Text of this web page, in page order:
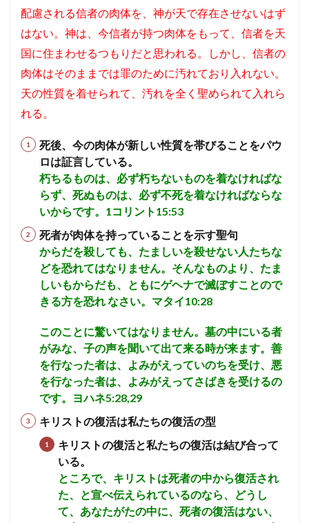
配慮される信者の肉体を、神が天で存在させないはず
はない。神は、今信者が持つ肉体をもって、信者を天
国に住まわせるつもりだと思われる。しかし、信者の
肉体はそのままでは罪のために汚れており入れない。
天の性質を着せられて、汚れを全く聖められて入れら
れる。
死後、今の肉体が新しい性質を帯びることをパウ
ロは証言している。
朽ちるものは、必ず朽ちないものを着なければな
らず、死ぬものは、必ず不死を着なければならな
いからです。 1コリント15:53
死者が肉体を持っていることを示す聖句
からだを殺しても、たましいを殺せない人たちな
どを恐れてはなりません。そんなものより、たま
しいもからだも、ともにゲヘナで滅ぼすことので
きる方を恐れ なさい。マタイ10:28
このことに驚いてはなりません。墓の中にいる者
がみな、子の声を聞いて出て来る時が来ます。善
を行なった者は、よみがえっていのちを受け、悪
を行なった者は、よみがえってさばきを受けるの
です。
ヨハネ5:28,29
キリストの復活は私たちの復活の型
キリストの復活と私たちの復活は結び合って
いる。
ところで、キリストは死者の中から復活され
た、と宣べ伝えられているのなら、どうし
て、あなたがたの中に、死者の復活はない、